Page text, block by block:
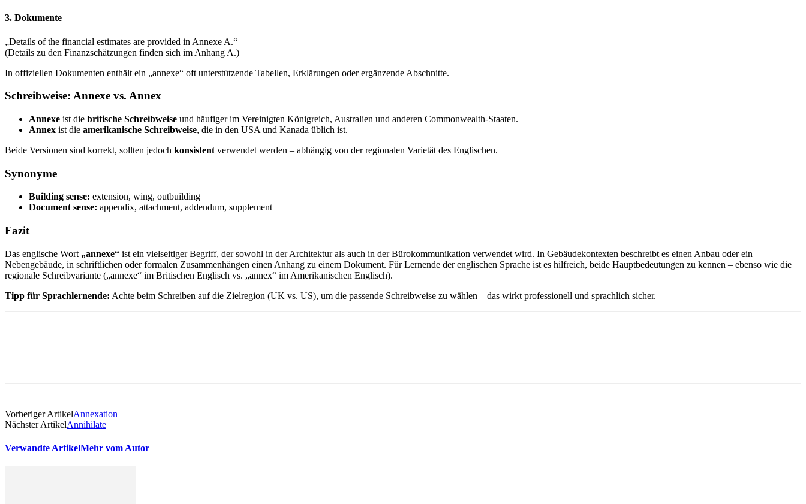
3. Dokumente
„Details of the financial estimates are provided in Annexe A.“
(Details zu den Finanzschätzungen finden sich im Anhang A.)
In offiziellen Dokumenten enthält ein „annexe“ oft unterstützende Tabellen, Erklärungen oder ergänzende Abschnitte.
Schreibweise: Annexe vs. Annex
Annexe ist die britische Schreibweise und häufiger im Vereinigten Königreich, Australien und anderen Commonwealth-Staaten.
Annex ist die amerikanische Schreibweise, die in den USA und Kanada üblich ist.
Beide Versionen sind korrekt, sollten jedoch konsistent verwendet werden – abhängig von der regionalen Varietät des Englischen.
Synonyme
Building sense: extension, wing, outbuilding
Document sense: appendix, attachment, addendum, supplement
Fazit
Das englische Wort „annexe“ ist ein vielseitiger Begriff, der sowohl in der Architektur als auch in der Bürokommunikation verwendet wird. In Gebäudekontexten beschreibt es einen Anbau oder ein
Nebengebäude, in schriftlichen oder formalen Zusammenhängen einen Anhang zu einem Dokument. Für Lernende der englischen Sprache ist es hilfreich, beide Hauptbedeutungen zu kennen – ebenso wie die
regionale Schreibvariante („annexe“ im Britischen Englisch vs. „annex“ im Amerikanischen Englisch).
Tipp für Sprachlernende: Achte beim Schreiben auf die Zielregion (UK vs. US), um die passende Schreibweise zu wählen – das wirkt professionell und sprachlich sicher.
Vorheriger ArtikelAnnexation
Nächster ArtikelAnnihilate
Verwandte ArtikelMehr vom Autor